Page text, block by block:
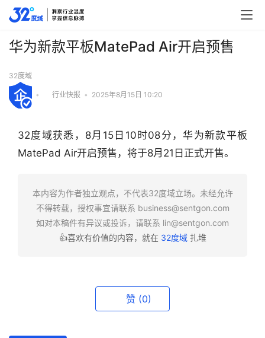
华为新款平板MatePad Air开启预售
32度域
• 行业快报 • 2025年8月15日 10:20
32度域获悉，8月15日10时08分，华为新款平板
MatePad Air开启预售，将于8月21日正式开售。
本内容为作者独立观点，不代表32度域立场。未经允许
不得转载，授权事宜请联系 business@sentgon.com
如对本稿件有异议或投诉，请联系 lin@sentgon.com
👍喜欢有价值的内容，就在 32度域扎堆
赞 (0)